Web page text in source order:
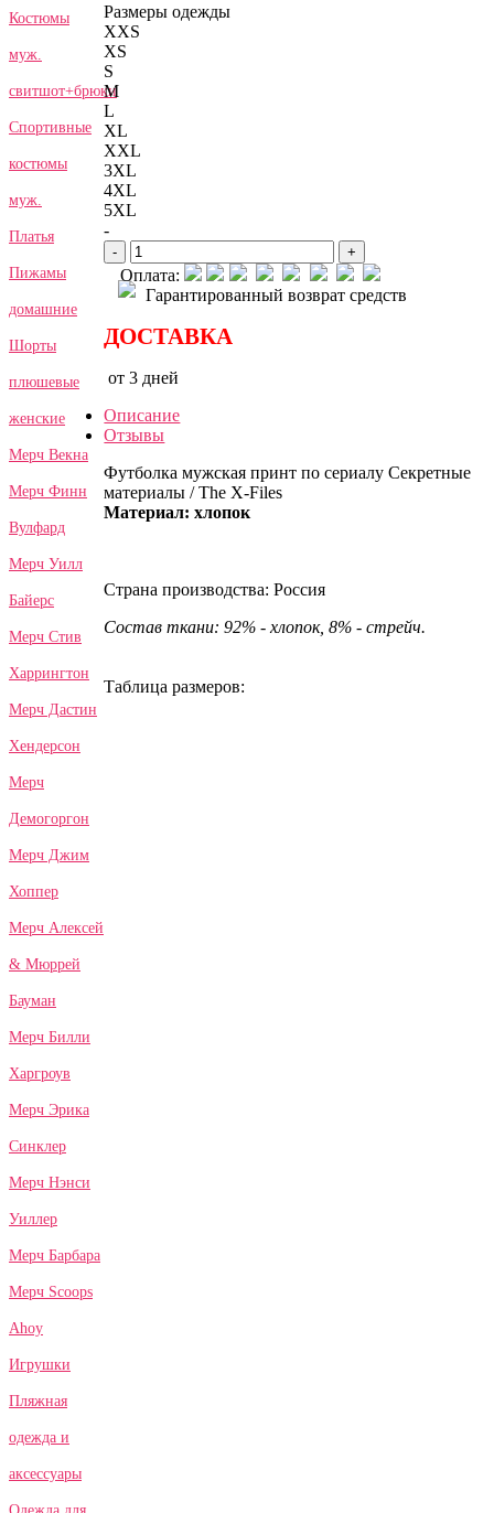
Костюмы
муж.
свитшот+брюки
Спортивные
костюмы
муж.
Платья
Пижамы
домашние
Шорты
плюшевые
женские
Мерч Векна
Мерч Финн
Вулфард
Мерч Уилл
Байерс
Мерч Стив
Харрингтон
Мерч Дастин
Хендерсон
Мерч
Демогоргон
Мерч Джим
Хоппер
Мерч Алексей
& Мюррей
Бауман
Мерч Билли
Харгроув
Мерч Эрика
Синклер
Мерч Нэнси
Уиллер
Мерч Барбара
Мерч Scoops
Ahoy
Игрушки
Пляжная
одежда и
аксессуары
Размеры одежды
XXS
XS
S
M
L
XL
XXL
3XL
4XL
5XL
-
- +
Оплата:
Гарантированный возврат средств
ДОСТАВКА
от 3 дней
Описание
Отзывы
Футболка мужская принт по сериалу Секретные
материалы / The X-Files
Материал: хлопок
Страна производства: Россия
Состав ткани: 92% - хлопок, 8% - стрейч.
Таблица размеров: